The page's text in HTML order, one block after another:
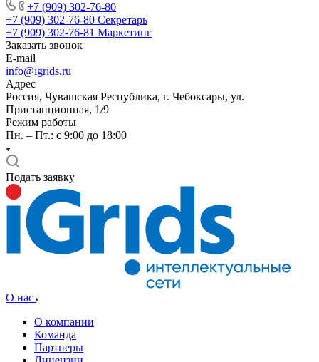
+7 (909) 302-76-80
+7 (909) 302-76-80 Секретарь
+7 (909) 302-76-81 Маркетинг
Заказать звонок
E-mail
info@igrids.ru
Адрес
Россия, Чувашская Республика, г. Чебоксары, ул.
Пристанционная, 1/9
Режим работы
Пн. – Пт.: с 9:00 до 18:00
Подать заявку
О нас
О компании
Команда
Партнеры